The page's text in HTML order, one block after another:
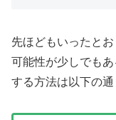
先ほどもいったと
可能性が少しでも
する方法は以下の通